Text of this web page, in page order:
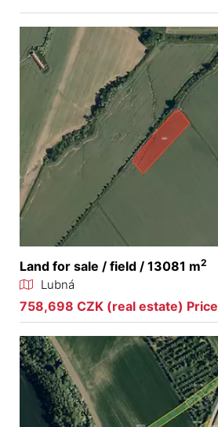
Land for sale / field / 13081 m2
Lubná
758,698 CZK (real estate) Price